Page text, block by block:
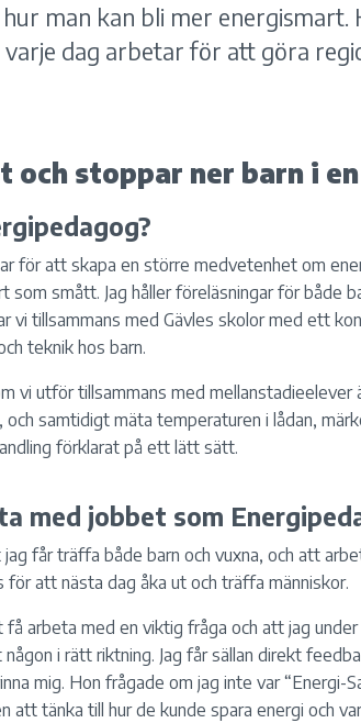
man kan bli mer
varje dag arbetar för att göra
och stoppar ner barn i
för att skapa en större medvetenhet om
som smått. Jag håller föreläsningar för både
vi tillsammans med Gävles skolor med ett
teknik hos barn.
vi utför tillsammans med mellanstadieelever
och samtidigt mäta temperaturen i lådan,
förklarat på ett lätt sätt.
med jobbet som
jag får träffa både barn och vuxna, och att
för att nästa dag åka ut och träffa människor.
arbeta med en viktig fråga och att jag
i rätt riktning. Jag får sällan direkt
mig. Hon frågade om jag inte var
att tänka till hur de kunde spara energi och